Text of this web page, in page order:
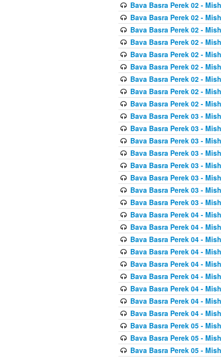
Bava Basra Perek 02 -
Bava Basra Perek 02 -
Bava Basra Perek 02 -
Bava Basra Perek 02 -
Bava Basra Perek 02 -
Bava Basra Perek 02 -
Bava Basra Perek 02 -
Bava Basra Perek 02 -
Bava Basra Perek 02 -
Bava Basra Perek 03 -
Bava Basra Perek 03 -
Bava Basra Perek 03 -
Bava Basra Perek 03 -
Bava Basra Perek 03 -
Bava Basra Perek 03 -
Bava Basra Perek 03 -
Bava Basra Perek 03 -
Bava Basra Perek 04 -
Bava Basra Perek 04 -
Bava Basra Perek 04 -
Bava Basra Perek 04 -
Bava Basra Perek 04 -
Bava Basra Perek 04 -
Bava Basra Perek 04 -
Bava Basra Perek 04 -
Bava Basra Perek 04 -
Bava Basra Perek 05 -
Bava Basra Perek 05 -
Bava Basra Perek 05 -